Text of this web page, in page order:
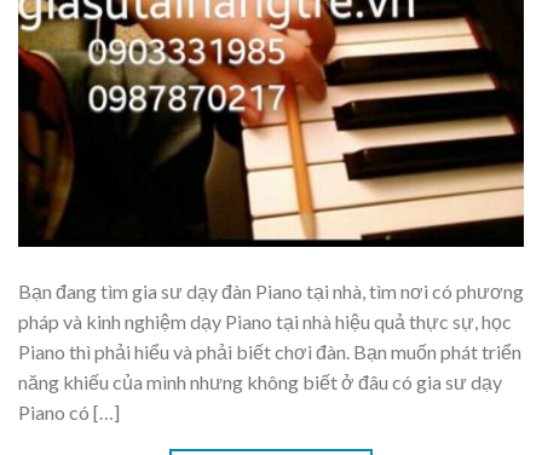
Bạn đang tìm gia sư dạy đàn Piano tại nhà, tìm nơi có phương
pháp và kinh nghiệm dạy Piano tại nhà hiệu quả thực sự, học
Piano thì phải hiểu và phải biết chơi đàn. Bạn muốn phát triển
năng khiếu của mình nhưng không biết ở đâu có gia sư dạy
Piano có […]